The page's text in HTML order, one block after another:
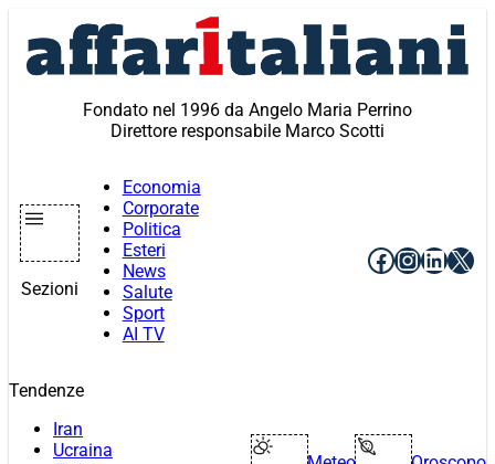
contenuto
Fondato nel 1996 da Angelo Maria Perrino
Direttore responsabile Marco Scotti
Sezioni
Economia
Corporate
Politica
Esteri
News
Salute
Sport
AI TV
Facebook
X
Tendenze
Iran
Ucraina